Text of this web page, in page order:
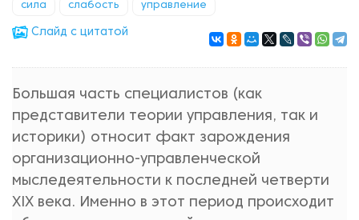
сила слабость управление
Cлайд с цитатой
Большая часть специалистов (как
представители теории управления, так и
историки) относит факт зарождения
организационно-управленческой
мыследеятельности к последней четверти
ХIХ века. Именно в этот период происходит